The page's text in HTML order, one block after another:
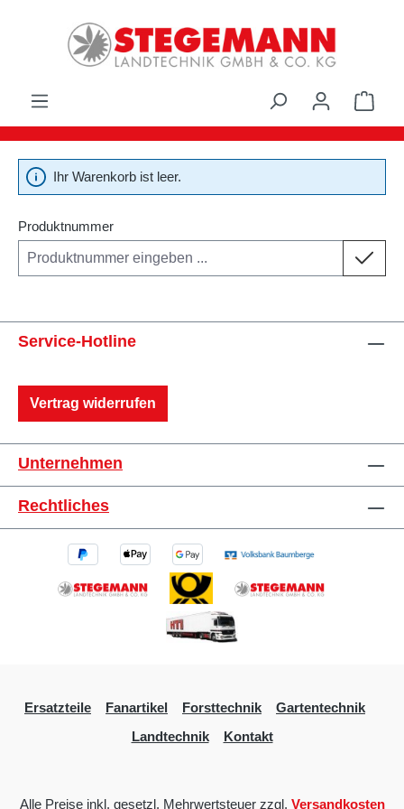
Zum Hauptinhalt springen
Ihr Warenkorb ist leer.
Produktnummer
Service-Hotline
Vertrag widerrufen
Unternehmen
Rechtliches
Ersatzteile Fanartikel Forsttechnik
Gartentechnik
Landtechnik
Kontakt
Alle Preise inkl. gesetzl. Mehrwertsteuer zzgl. Versandkosten